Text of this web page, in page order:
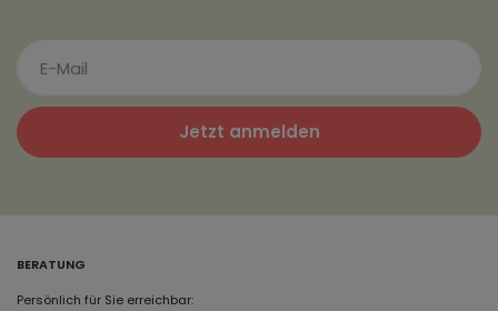
Jetzt anmelden
BERATUNG
Persönlich für Sie erreichbar: